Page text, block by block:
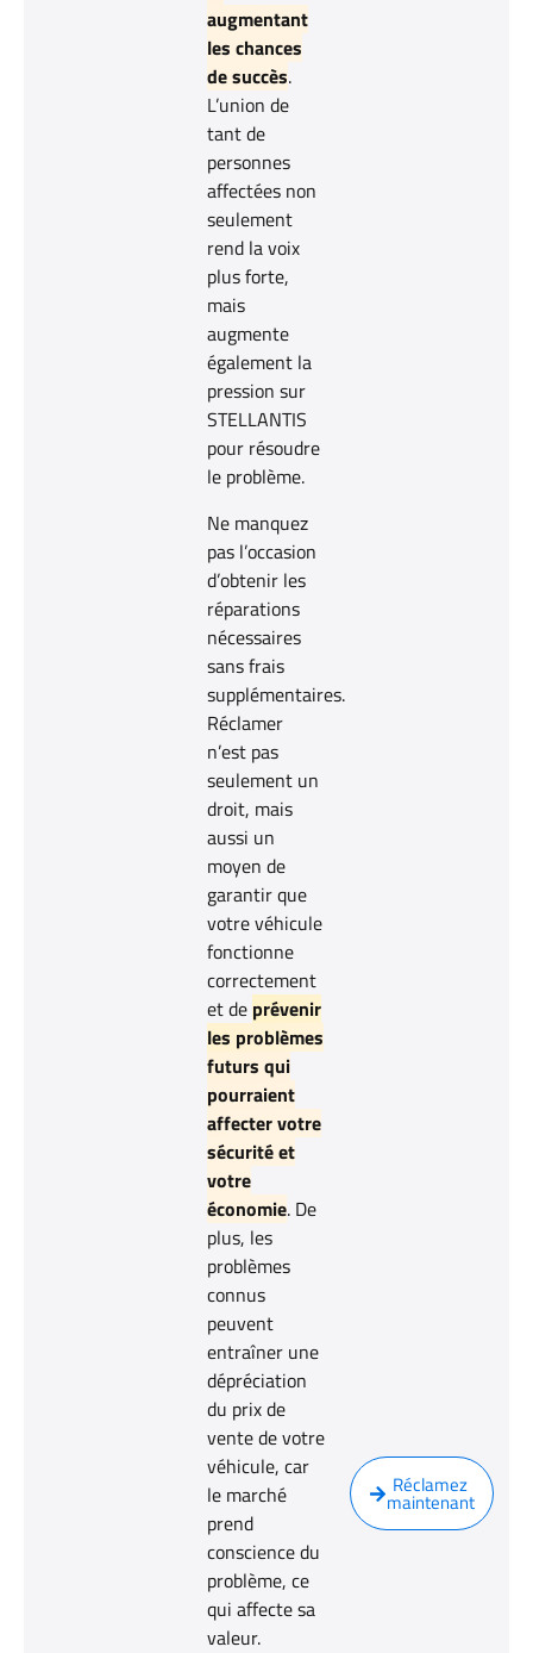
augmentant
les chances
de succès.
L’union de
tant de
personnes
affectées non
seulement
rend la voix
plus forte,
mais
augmente
également la
pression sur
STELLANTIS
pour résoudre
le problème.
Ne manquez
pas l’occasion
d’obtenir les
réparations
nécessaires
sans frais
supplémentaires.
Réclamer
n’est pas
seulement un
droit, mais
aussi un
moyen de
garantir que
votre véhicule
fonctionne
correctement
et de prévenir
les problèmes
futurs qui
pourraient
affecter votre
sécurité et
votre
économie. De
plus, les
problèmes
connus
peuvent
entraîner une
dépréciation
du prix de
vente de votre
véhicule, car
le marché
prend
conscience du
problème, ce
qui affecte sa
valeur.
Réclamez
maintenant